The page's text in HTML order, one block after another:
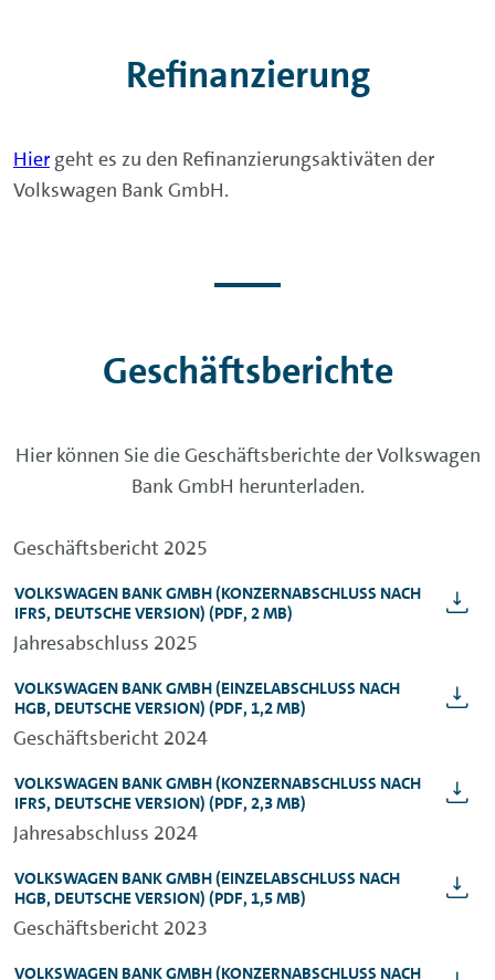
Refinanzierung
Hier geht es zu den Refinanzierungsaktiväten der
Volkswagen Bank GmbH.
Geschäftsberichte
Hier können Sie die Geschäftsberichte der Volkswagen
Bank GmbH herunterladen.
Geschäftsbericht 2025
VOLKSWAGEN BANK GMBH(KONZERNABSCHLUSS NACH
IFRS, DEUTSCHE VERSION) (PDF, 2 MB)
Jahresabschluss 2025
VOLKSWAGEN BANK GMBH(EINZELABSCHLUSS NACH
HGB, DEUTSCHE VERSION) (PDF, 1,2 MB)
Geschäftsbericht 2024
VOLKSWAGEN BANK GMBH(KONZERNABSCHLUSS NACH
IFRS, DEUTSCHE VERSION) (PDF, 2,3 MB)
Jahresabschluss 2024
VOLKSWAGEN BANK GMBH(EINZELABSCHLUSS NACH
HGB, DEUTSCHE VERSION) (PDF, 1,5 MB)
Geschäftsbericht 2023
VOLKSWAGEN BANK GMBH(KONZERNABSCHLUSS NACH